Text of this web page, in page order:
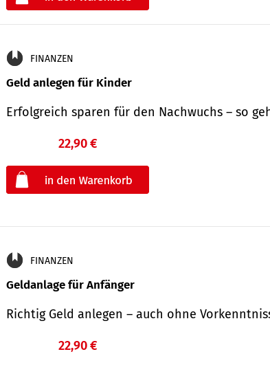
FINANZEN
Geld anlegen für Kinder
Erfolgreich sparen für den Nachwuchs – so
22,90 €
FINANZEN
Geldanlage für Anfänger
Richtig Geld anlegen – auch ohne
22,90 €